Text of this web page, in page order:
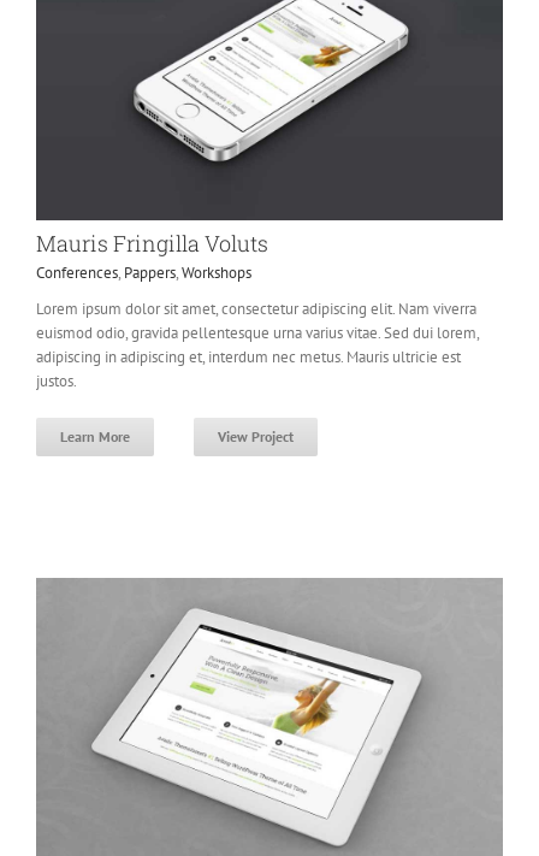
Mauris Fringilla Voluts
Conferences, Pappers,Workshops
Lorem ipsum dolor sit amet, consectetur adipiscing elit. Nam viverra
euismod odio, gravida pellentesque urna varius vitae. Sed dui lorem,
adipiscing in adipiscing et, interdum nec metus. Mauris ultricie est
justos.
Learn More View Project